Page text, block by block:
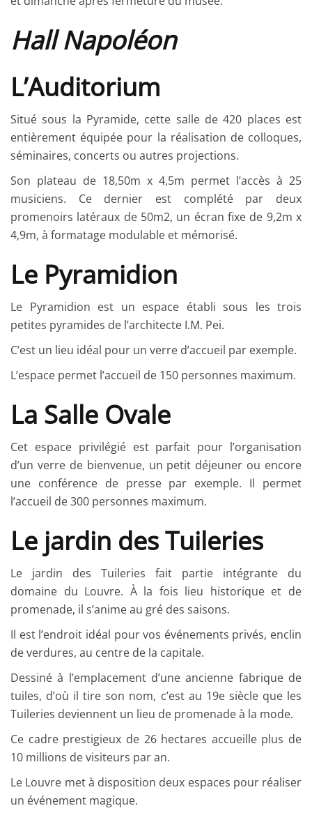
Hall Napoléon
L’Auditorium
Situé sous la Pyramide, cette salle de 420 places est
entièrement équipée pour la réalisation de colloques,
séminaires, concerts ou autres projections.
Son plateau de 18,50m x 4,5m permet l’accès à 25
musiciens. Ce dernier est complété par deux
promenoirs latéraux de 50m2, un écran fixe de 9,2m x
4,9m, à formatage modulable et mémorisé.
Le Pyramidion
Le Pyramidion est un espace établi sous les trois
petites pyramides de l’architecte I.M. Pei.
C’est un lieu idéal pour un verre d’accueil par exemple.
L’espace permet l’accueil de 150 personnes maximum.
La Salle Ovale
Cet espace privilégié est parfait pour l’organisation
d’un verre de bienvenue, un petit déjeuner ou encore
une conférence de presse par exemple. Il permet
l’accueil de 300 personnes maximum.
Le jardin des Tuileries
Le jardin des Tuileries fait partie intégrante du
domaine du Louvre. À la fois lieu historique et de
promenade, il s’anime au gré des saisons.
Il est l’endroit idéal pour vos événements privés, enclin
de verdures, au centre de la capitale.
Dessiné à l’emplacement d’une ancienne fabrique de
tuiles, d’où il tire son nom, c’est au 19e siècle que les
Tuileries deviennent un lieu de promenade à la mode.
Ce cadre prestigieux de 26 hectares accueille plus de
10 millions de visiteurs par an.
Le Louvre met à disposition deux espaces pour réaliser
un événement magique.